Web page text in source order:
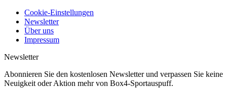
Cookie-Einstellungen
Newsletter
Über uns
Impressum
Newsletter
Abonnieren Sie den kostenlosen Newsletter und verpassen Sie keine
Neuigkeit oder Aktion mehr von Box4-Sportauspuff.